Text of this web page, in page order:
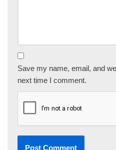
Save my name, email, and
next time I comment.